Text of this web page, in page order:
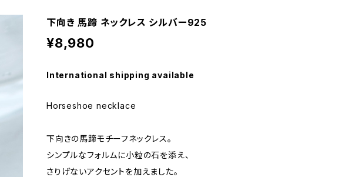
下向き 馬蹄 ネックレス シルバー925
¥8,980
International shipping available
Horseshoe necklace
下向きの馬蹄モチーフネックレス。
シンプルなフォルムに小粒の石を添え、
さりげないアクセントを加えました。